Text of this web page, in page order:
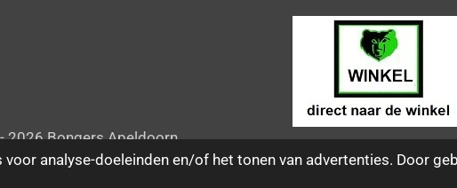
analyse-doeleinden en/of het tonen van advertenties. Door
2026 Bongers Apeldoorn